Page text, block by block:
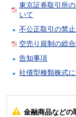
東京証券取引所
いて
不公正取引の禁
空売り規制の総
告知事項
社債型種類株式
金融商品などの